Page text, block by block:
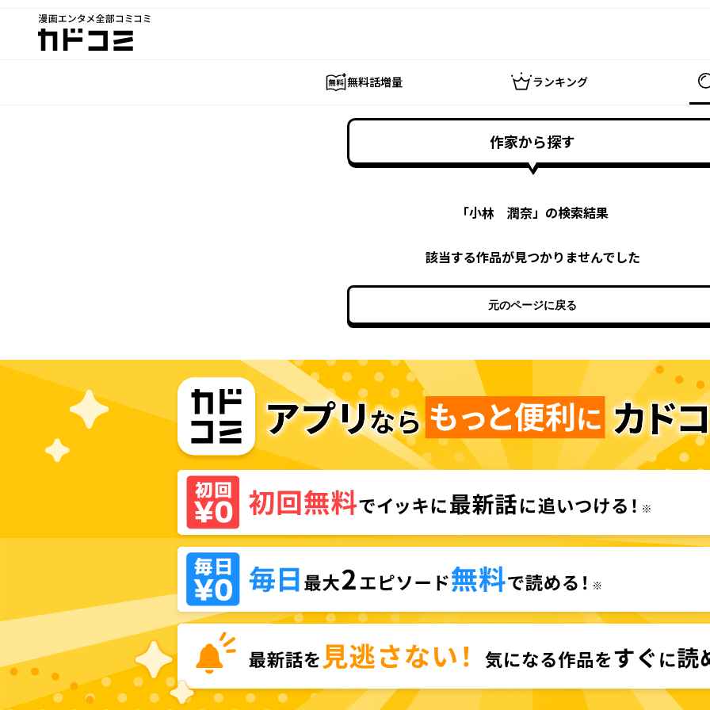
漫画エンタメ全部コミコミ
カドコミ
無料話増量 ランキング
作家から探す
「小林 潤奈」の検索結果
該当する作品が見つかりませんでした
元のページに戻る